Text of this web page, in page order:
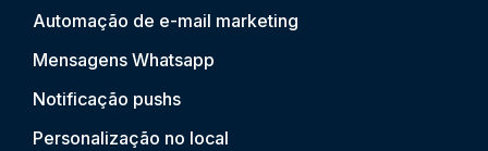
Automação de e-mail marketing
Mensagens Whatsapp
Notificação pushs
Personalização no local